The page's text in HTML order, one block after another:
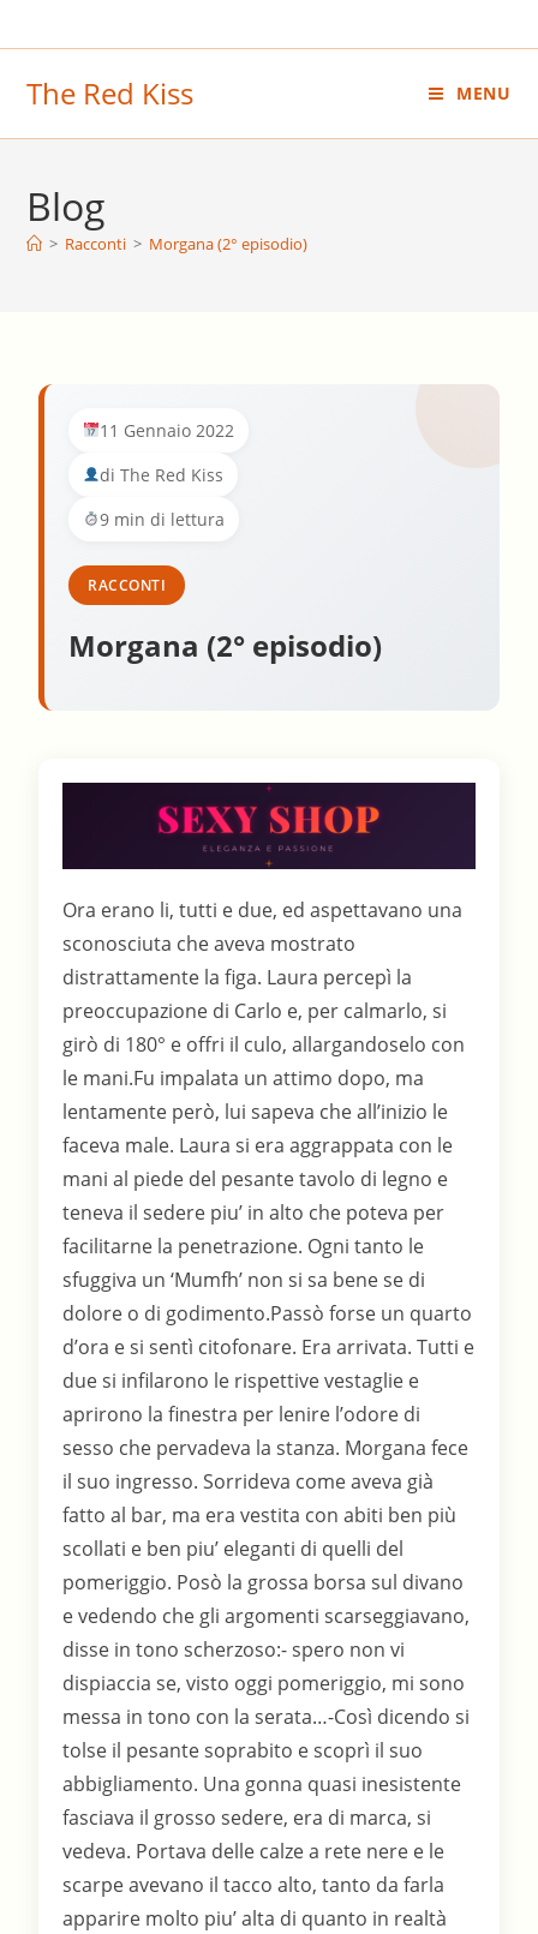
al
The Red Kiss MENU
Blog
> Racconti > Morgana (2° episodio)
11 Gennaio 2022
di The Red Kiss
9 min di lettura
RACCONTI
Morgana (2° episodio)
Ora erano li, tutti e due, ed aspettavano una
sconosciuta che aveva mostrato
distrattamente la figa. Laura percepì la
preoccupazione di Carlo e, per calmarlo, si
girò di 180° e offri il culo, allargandoselo con
le mani.Fu impalata un attimo dopo, ma
lentamente però, lui sapeva che all’inizio le
faceva male. Laura si era aggrappata con le
mani al piede del pesante tavolo di legno e
teneva il sedere piu’ in alto che poteva per
facilitarne la penetrazione. Ogni tanto le
sfuggiva un ‘Mumfh’ non si sa bene se di
dolore o di godimento.Passò forse un quarto
d’ora e si sentì citofonare. Era arrivata. Tutti e
due si infilarono le rispettive vestaglie e
aprirono la finestra per lenire l’odore di
sesso che pervadeva la stanza. Morgana fece
il suo ingresso. Sorrideva come aveva già
fatto al bar, ma era vestita con abiti ben più
scollati e ben piu’ eleganti di quelli del
pomeriggio. Posò la grossa borsa sul divano
e vedendo che gli argomenti scarseggiavano,
disse in tono scherzoso:- spero non vi
dispiaccia se, visto oggi pomeriggio, mi sono
messa in tono con la serata…-Così dicendo si
tolse il pesante soprabito e scoprì il suo
abbigliamento. Una gonna quasi inesistente
fasciava il grosso sedere, era di marca, si
vedeva. Portava delle calze a rete nere e le
scarpe avevano il tacco alto, tanto da farla
apparire molto piu’ alta di quanto in realtà